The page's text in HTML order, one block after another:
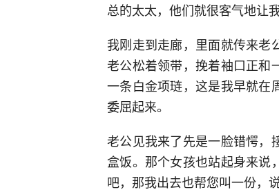
总的太太，他们就很客气地让
我刚走到走廊，里面就传来老
老公松着领带，挽着袖口正和
一条白金项琏，这是我早就在
委屈起来。
老公见我来了先是一脸错愕，
盒饭。那个女孩也站起身来说
吧，那我出去也帮您叫一份，